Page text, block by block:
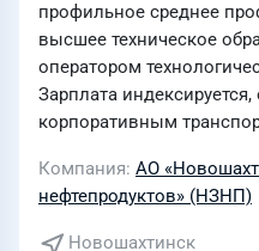
профильное среднее
высшее техническое
оператором
Зарплата
корпоративным
Компания АО
нефтепродуктов» (НЗНП)
Новошахтинск